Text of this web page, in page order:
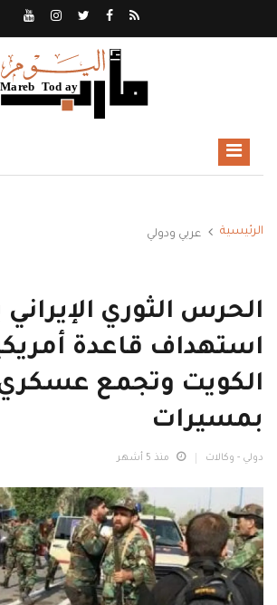
الرئيسية عربي ودولي
الحرس الثوري
استهداف قاعدة
الكويت وتجمع
بمسيرات
دولي - وكالات منذ 5 أشهر